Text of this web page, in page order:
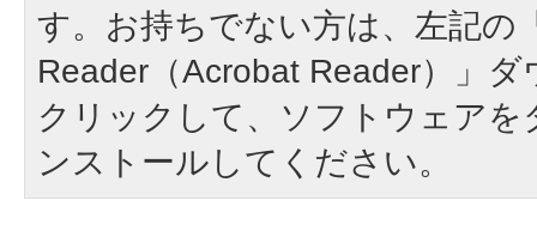
す。お持ちでない方は、左記の
Reader（Acrobat Reader）」
クリックして、ソフトウェア
ンストールしてください。